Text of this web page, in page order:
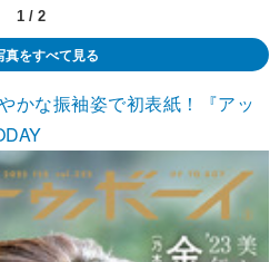
1 / 2
真をすべて見る
かな振袖姿で初表紙！『アッ